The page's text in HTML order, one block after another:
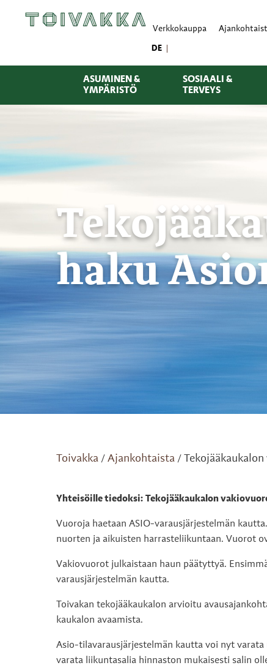
Verkkokauppa
DE
ASUMINEN &
YMPÄRISTÖ
SOSIAALI &
TERVEYS
haku
Toivakka / Ajankohtaista /
Yhteisöille tiedoksi: Tekojääkaukalon
Vuoroja haetaan ASIO-​varausjärjestelmän
nuorten ja aikuisten harrasteliikuntaan. Vuorot
Vakiovuorot julkaistaan haun päätyttyä.
varausjärjestelmän kautta.
Toivakan tekojääkaukalon arvioitu
kaukalon avaamista.
Asio-tilavarausjärjestelmän kautta voi nyt
varata liikuntasalia hinnaston mukaisesti salin